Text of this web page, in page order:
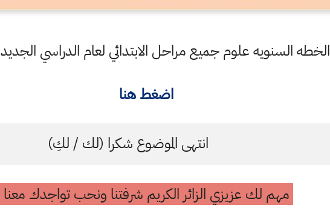
الخطه السنويه علوم جميع مراحل الابتدائي لعام الدراسي الجديد 2022
اضغط هنا
انتهى الموضوع شكرا (لك / لكِ)
مهم لك عزيزي الزائر الكريم شرفتنا ونحب تواجدك معنا